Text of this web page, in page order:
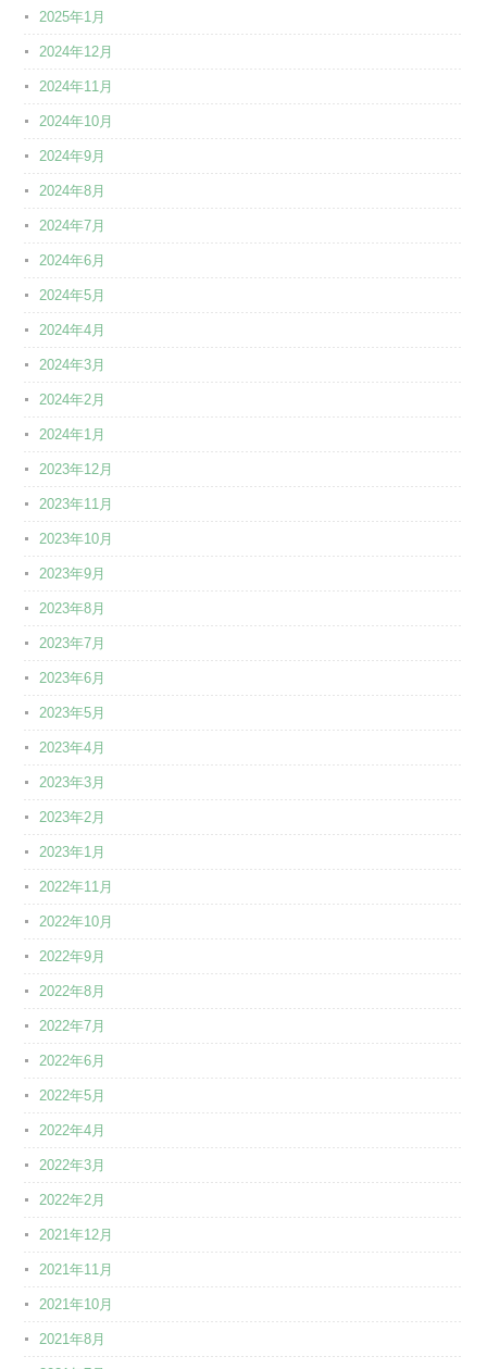
2025年1月
2024年12月
2024年11月
2024年10月
2024年9月
2024年8月
2024年7月
2024年6月
2024年5月
2024年4月
2024年3月
2024年2月
2024年1月
2023年12月
2023年11月
2023年10月
2023年9月
2023年8月
2023年7月
2023年6月
2023年5月
2023年4月
2023年3月
2023年2月
2023年1月
2022年11月
2022年10月
2022年9月
2022年8月
2022年7月
2022年6月
2022年5月
2022年4月
2022年3月
2022年2月
2021年12月
2021年11月
2021年10月
2021年8月